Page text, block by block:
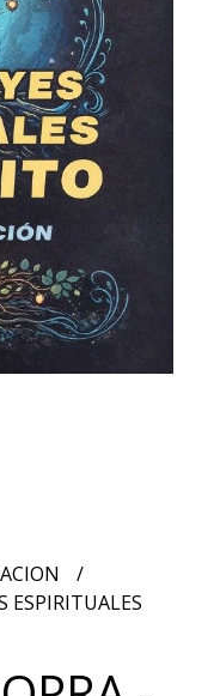
ESPIRITUALES